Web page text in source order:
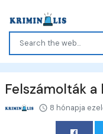
Felszámolták
8 hónapja